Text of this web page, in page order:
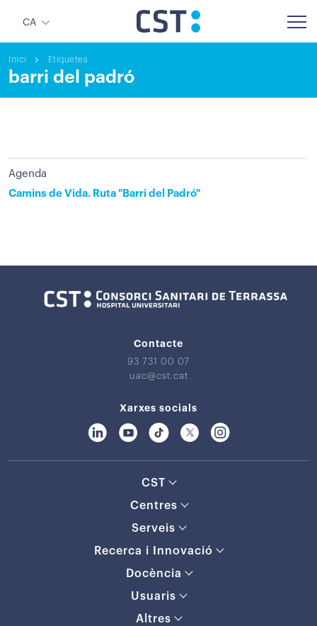
CA
Inici Etiquetes
barri del padró
Agenda
Camins de Vida. Ruta "Barri del Padró"
Contacte
93 731 00 07
uac@cst.cat
Xarxes socials
CST
Centres
Serveis
Recerca i Innovació
Docència
Usuaris
Altres